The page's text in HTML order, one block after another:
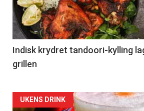
Indisk krydret tandoori-kylling
grillen
Forsiden
UKENS DRINK